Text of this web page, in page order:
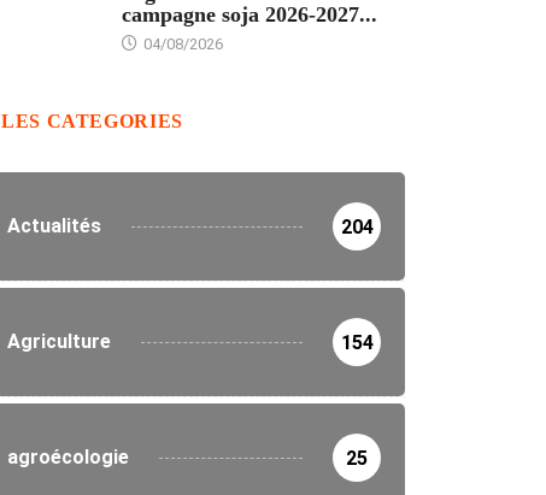
campagne soja 2026-2027...
04/08/2026
LES CATEGORIES
Actualités 204
Agriculture 154
agroécologie 25